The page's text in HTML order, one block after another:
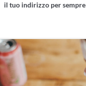
il tuo indirizzo per sempre